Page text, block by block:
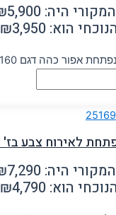
היה: ₪5,900.
הוא: ₪3,950.
אפור כהה דגם 25160
לאירוח צבע בז' 25713
היה: ₪7,290.
הוא: ₪4,790.